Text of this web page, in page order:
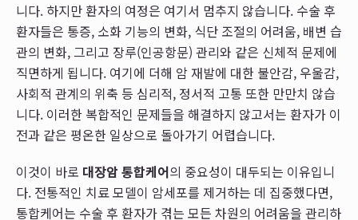
니다. 하지만 환자의 여정은 여기서 멈추지 않습니다. 수술 후
환자들은 통증, 소화 기능의 변화, 식단 조절의 어려움, 배변 습
관의 변화, 그리고 장루(인공항문) 관리와 같은 신체적 문제에
직면하게 됩니다. 여기에 더해 암 재발에 대한 불안감, 우울감,
사회적 관계의 위축 등 심리적, 정서적 고통 또한 만만치 않습
니다. 이러한 복합적인 문제들을 해결하지 않고서는 환자가 이
전과 같은 평온한 일상으로 돌아가기 어렵습니다.
이것이 바로 대장암 통합케어의 중요성이 대두되는 이유입니
다. 전통적인 치료 모델이 암세포를 제거하는 데 집중했다면,
통합케어는 수술 후 환자가 겪는 모든 차원의 어려움을 관리하